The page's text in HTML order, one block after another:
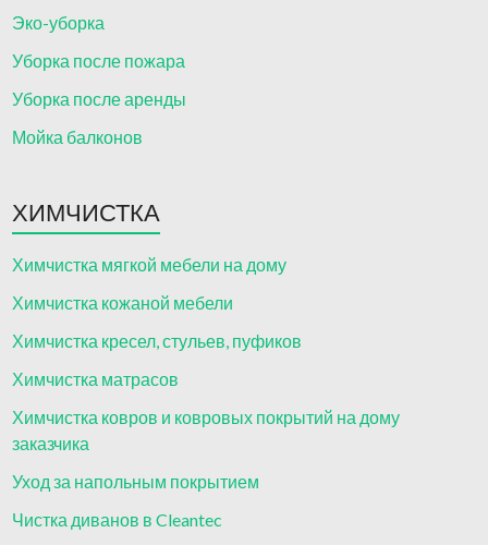
Эко-уборка
Уборка после пожара
Уборка после аренды
Мойка балконов
ХИМЧИСТКА
Химчистка мягкой мебели на дому
Химчистка кожаной мебели
Химчистка кресел, стульев, пуфиков
Химчистка матрасов
Химчистка ковров и ковровых покрытий на дому
заказчика
Уход за напольным покрытием
Чистка диванов в Cleantec